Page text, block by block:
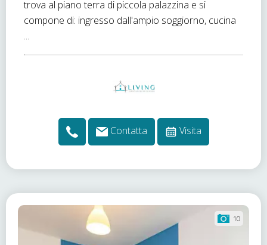
trova al piano terra di piccola palazzina e si
compone di: ingresso dall'ampio soggiorno, cucina
...
Contatta Visita
10